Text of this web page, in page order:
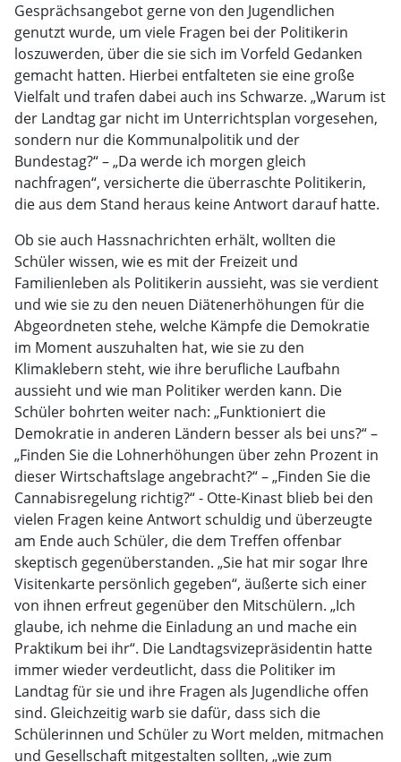
Gesprächsangebot gerne von den Jugendlichen
genutzt wurde, um viele Fragen bei der Politikerin
loszuwerden, über die sie sich im Vorfeld Gedanken
gemacht hatten. Hierbei entfalteten sie eine große
Vielfalt und trafen dabei auch ins Schwarze. „Warum ist
der Landtag gar nicht im Unterrichtsplan vorgesehen,
sondern nur die Kommunalpolitik und der
Bundestag?“ – „Da werde ich morgen gleich
nachfragen“, versicherte die überraschte Politikerin,
die aus dem Stand heraus keine Antwort darauf hatte.
Ob sie auch Hassnachrichten erhält, wollten die
Schüler wissen, wie es mit der Freizeit und
Familienleben als Politikerin aussieht, was sie verdient
und wie sie zu den neuen Diätenerhöhungen für die
Abgeordneten stehe, welche Kämpfe die Demokratie
im Moment auszuhalten hat, wie sie zu den
Klimaklebern steht, wie ihre berufliche Laufbahn
aussieht und wie man Politiker werden kann. Die
Schüler bohrten weiter nach: „Funktioniert die
Demokratie in anderen Ländern besser als bei uns?“ –
„Finden Sie die Lohnerhöhungen über zehn Prozent in
dieser Wirtschaftslage angebracht?“ – „Finden Sie die
Cannabisregelung richtig?“ - Otte-Kinast blieb bei den
vielen Fragen keine Antwort schuldig und überzeugte
am Ende auch Schüler, die dem Treffen offenbar
skeptisch gegenüberstanden. „Sie hat mir sogar Ihre
Visitenkarte persönlich gegeben“, äußerte sich einer
von ihnen erfreut gegenüber den Mitschülern. „Ich
glaube, ich nehme die Einladung an und mache ein
Praktikum bei ihr“. Die Landtagsvizepräsidentin hatte
immer wieder verdeutlicht, dass die Politiker im
Landtag für sie und ihre Fragen als Jugendliche offen
sind. Gleichzeitig warb sie dafür, dass sich die
Schülerinnen und Schüler zu Wort melden, mitmachen
und Gesellschaft mitgestalten sollten, „wie zum